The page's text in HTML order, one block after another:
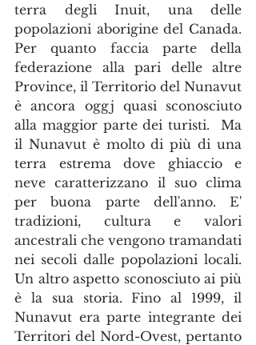
terra degli Inuit, una delle
popolazioni aborigine del Canada.
Per quanto faccia parte della
federazione alla pari delle altre
Province, il Territorio del Nunavut
è ancora oggj quasi sconosciuto
alla maggior parte dei turisti.  Ma
il Nunavut è molto di più di una
terra estrema dove ghiaccio e
neve caratterizzano il suo clima
per buona parte dell'anno. E'
tradizioni, cultura e valori
ancestrali che vengono tramandati
nei secoli dalle popolazioni locali.
Un altro aspetto sconosciuto ai più
è la sua storia. Fino al 1999, il
Nunavut era parte integrante dei
Territori del Nord-Ovest, pertanto